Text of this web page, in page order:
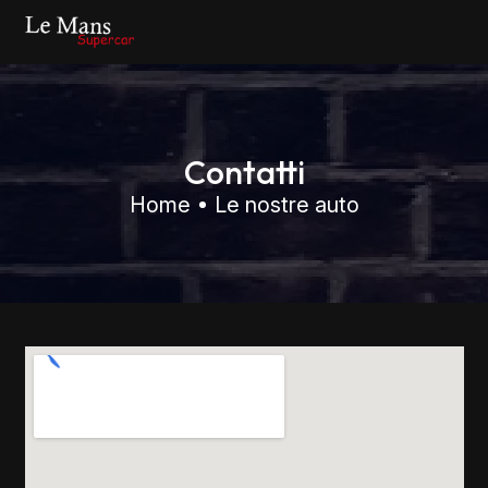
Contatti
Home Le nostre auto